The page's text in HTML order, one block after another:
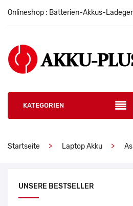
Onlineshop : Batterien-Akkus-
KATEGORIEN
Startseite Laptop Akku
UNSERE BESTSELLER